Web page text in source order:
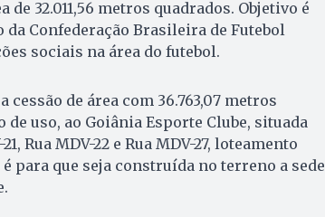
de 32.011,56 metros quadrados. Objetivo é
Confederação Brasileira de Futebol
sociais na área do futebol.
de área com 36.763,07 metros
uso, ao Goiânia Esporte Clube, situada
Rua MDV-22 e Rua MDV-27, loteamento
para que seja construída no terreno a sede